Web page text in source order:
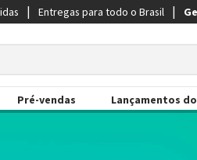
Entregas para todo o Brasil
Pré-vendas Lançamentos